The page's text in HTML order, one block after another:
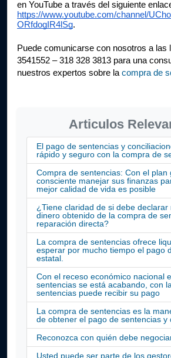
https://www.youtube.com/channel/
ORfdogIR4lSg.
Puede comunicarse con nosotros a las
3541552 – 318 328 3813 para una
nuestros expertos sobre la compra de
Articulos
El pago de sentencias y
rápido y seguro con la compra de
Compra de sentencias: Con el plan
consciente manejar sus finanzas
mejor calidad de vida es posible
¿Tiene claridad de si debe declarar
dinero obtenido de la compra de
reparación directa?
La compra de sentencias ofrece
esperar por mucho tiempo el pago
estatal.
Con el receso económico nacional
sentencias se está acabando, con
sentencias puede recibir su pago
La compra de sentencias es la
de obtener el pago de sentencias y
Reconozca con quién debe
Usted puede ser parte de los